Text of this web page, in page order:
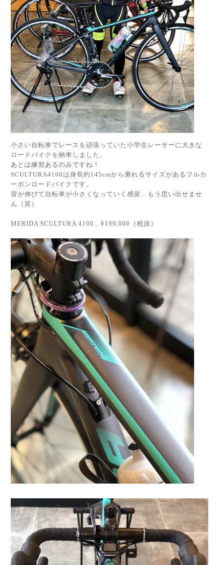
小さい自転車でレースを頑張っていた小学生レーサーに大きな
ロードバイクを納車しました。
あとは練習あるのみですね！
SCULTURA4100は身長約145cmから乗れるサイズがあるフルカ
ーボンロードバイクです。
背が伸びて自転車が小さくなっていく感覚…もう思い出せませ
ん（笑）
MERIDA SCULTURA 4100…¥199,000（税抜）